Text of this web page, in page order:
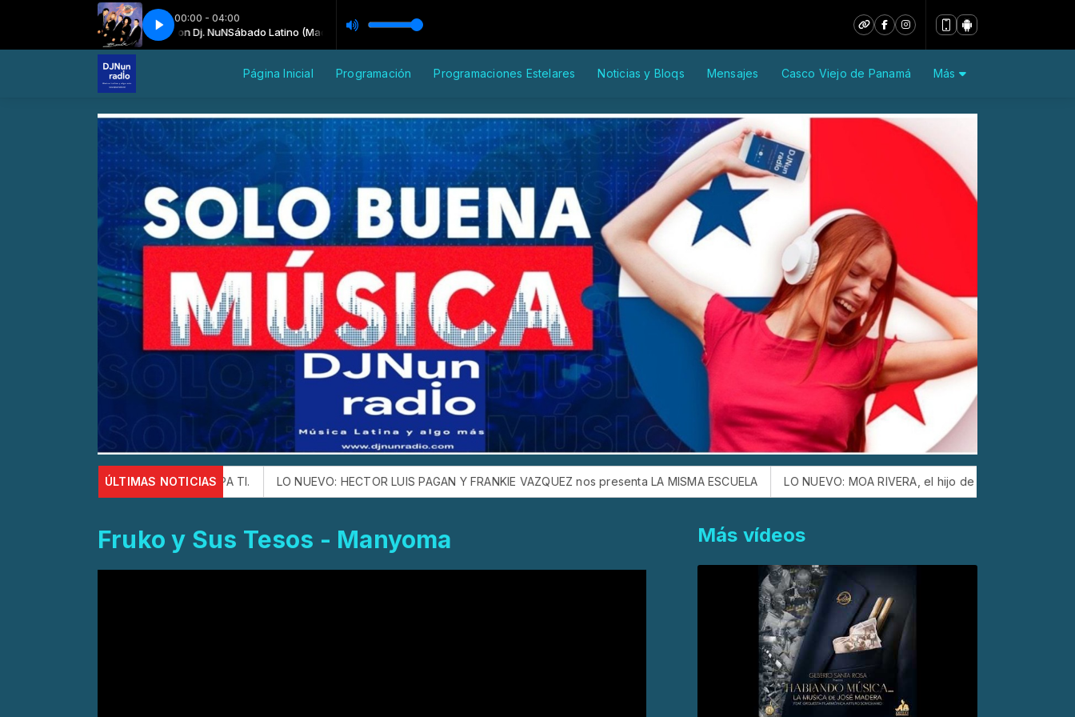
00:00 - 04:00
Sábado Latino (Madrugada) con Dj. NuNSábado Latino (Madrugada) con Dj. NuN
Los Hermanos Rosario - Hola Los Hermanos Rosario - Hola
Página Inicial Programación Programaciones Estelares Noticias y Bloqs Mensajes Casco Viejo de Panamá Más
ÚLTIMAS NOTICIAS
la canción ESTE CHA CHA PA TI. LO NUEVO: HECTOR LUIS PAGAN Y FRANKIE VAZQUEZ nos presenta LA MISMA ESCUELA LO NUEVO: MOA RIVERA, el hijo de JERRY RIVERA, siguiendo
Fruko y Sus Tesos - Manyoma Más vídeos